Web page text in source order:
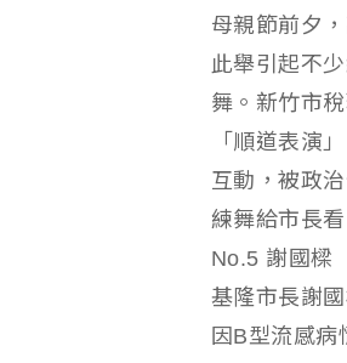
母親節前夕
此舉引起不
舞。新竹市
「順道表演
互動，被政
練舞給市長
No.5 謝國樑
基隆市長謝
因B型流感病